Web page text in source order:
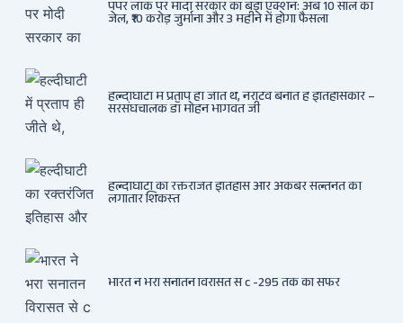
पेपर लीक पर मोदी सरकार का बड़ा एक्शन: अब 10 साल की
जेल, ₹10 करोड़ जुर्माना और 3 महीने में होगा फैसला
हल्दीघाटी में प्रताप ही जीते थे, नैरेटिव बनाते हैं इतिहासकार –
सरसंघचालक डॉ मोहन भागवत जी
हल्दीघाटी का रक्तरंजित इतिहास और अकबर सल्तनत की
लगातार शिकस्त
भारत ने भरा सनातन विरासत से c -295 तक का सफर